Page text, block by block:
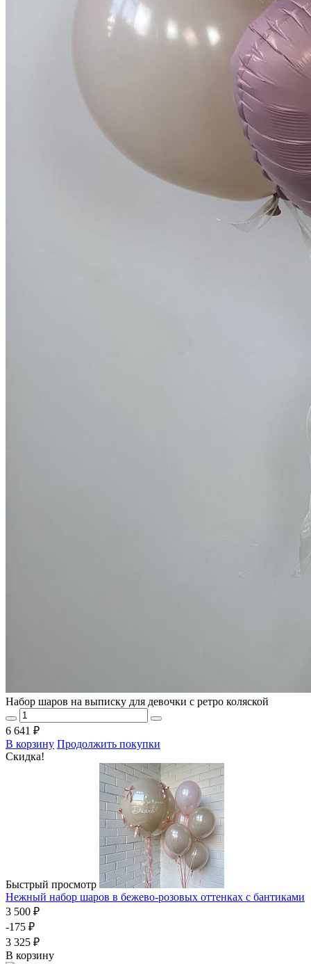
Набор шаров на выписку для девочки с ретро коляской
6 641 ₽
В корзину Продолжить покупки
Скидка!
Быстрый просмотр
Нежный набор шаров в бежево-розовых оттенках с бантиками
3 500 ₽
-175 ₽
3 325 ₽
В корзину